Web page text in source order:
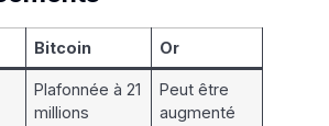
Bitcoin Or
Plafonnée à 21
millions
Peut être
augmenté